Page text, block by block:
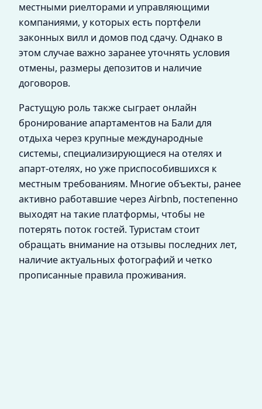
местными риелторами и управляющими
компаниями, у которых есть портфели
законных вилл и домов под сдачу. Однако в
этом случае важно заранее уточнять условия
отмены, размеры депозитов и наличие
договоров.
Растущую роль также сыграет онлайн
бронирование апартаментов на Бали для
отдыха через крупные международные
системы, специализирующиеся на отелях и
апарт-отелях, но уже приспособившихся к
местным требованиям. Многие объекты, ранее
активно работавшие через Airbnb, постепенно
выходят на такие платформы, чтобы не
потерять поток гостей. Туристам стоит
обращать внимание на отзывы последних лет,
наличие актуальных фотографий и четко
прописанные правила проживания.